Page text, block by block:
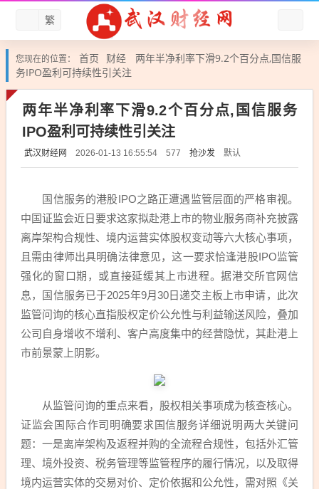
繁
您现在的位置： 首页 财经
两年半净利率下滑9.2个百分点,国信服
务IPO盈利可持续性引关注
两年半净利率下滑9.2个百分点,国信服务
IPO盈利可持续性引关注
武汉财经网 2026-01-13 16:55:54 577 抢沙发 默认
国信服务的港股IPO之路正遭遇监管层面的严格审视。
中国证监会近日要求这家拟赴港上市的物业服务商补充披露
离岸架构合规性、境内运营实体股权变动等六大核心事项，
且需由律师出具明确法律意见，这一要求恰逢港股IPO监管
强化的窗口期，或直接延缓其上市进程。据港交所官网信
息，国信服务已于2025年9月30日递交主板上市申请，此次
监管问询的核心直指股权定价公允性与利益输送风险，叠加
公司自身增收不增利、客户高度集中的经营隐忧，其赴港上
市前景蒙上阴影。
从监管问询的重点来看，股权相关事项成为核查核心。
证监会国际合作司明确要求国信服务详细说明两大关键问
题：一是离岸架构及返程并购的全流程合规性，包括外汇管
理、境外投资、税务管理等监管程序的履行情况，以及取得
境内运营实体的交易对价、定价依据和公允性，需对照《关